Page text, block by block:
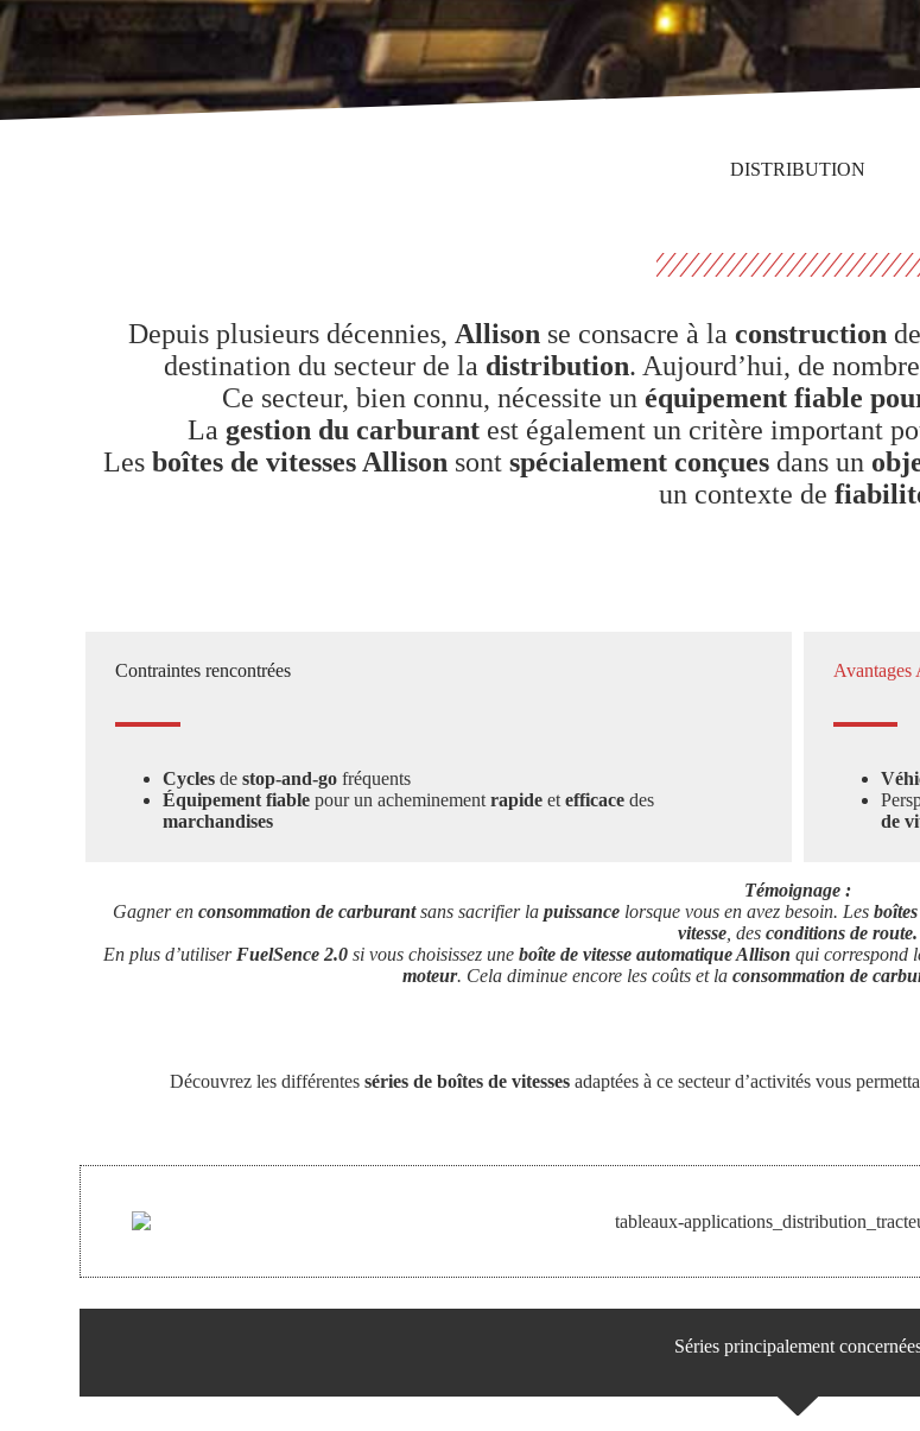
DISTRIBUTION
Depuis plusieurs décennies, Allison se consacre à la construction de
destination du secteur de la distribution. Aujourd’hui, de
Ce secteur, bien connu, nécessite un équipement fiable
La gestion du carburant est également un critère important
Les boîtes de vitesses Allison sont spécialement conçues dans un
un contexte de
Contraintes rencontrées
Cyclesde stop-and-go fréquents
Équipement fiable pour un acheminementrapide et efficace des
marchandises
Avantages
de
Témoignage :
Gagner en consommation de carburantsans sacrifier la puissancelorsque vous en avez besoin. Les
vitesse , des conditions de route.
En plus d’utiliser FuelSence 2.0si vous choisissez une boîte de vitesse automatique Allison qui correspond
moteur. Cela diminue encore les coûts et la consommation de
Découvrez les différentes séries de boîtes de vitessesadaptées à ce secteur d’activités vous
Séries principalement